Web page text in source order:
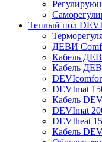
Теплый пол DEVI
ДЕВИ
Кабель
Кабель
DEVImat
Кабель
DEVImat
DEVIheat
Кабель